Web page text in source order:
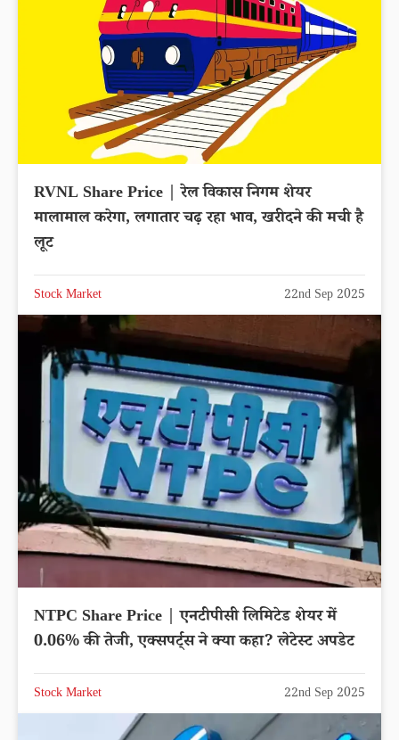
RVNL Share Price | रेल विकास निगम शेयर
मालामाल करेगा, लगातार चढ़ रहा भाव, खरीदने की मची है
लूट
Stock Market 22nd Sep 2025
NTPC Share Price | एनटीपीसी लिमिटेड शेयर में
0.06% की तेजी, एक्सपर्ट्स ने क्या कहा? लेटेस्ट अपडेट
Stock Market 22nd Sep 2025